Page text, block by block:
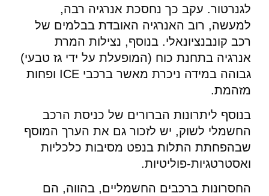
לגנרטור. עקב כך נחסכת אנרגיה רבה,
למעשה, רוב האנרגיה האובדת בבלמים של
רכב קונבנציונאלי. בנוסף, נצילות המרת
אנרגיה בתחנת כוח (המופעלת על ידי גז טבעי)
גבוהה במידה ניכרת מאשר ברכבי ICE ופחות
מזהמת.
בנוסף ליתרונות הברורים של כניסת הרכב
החשמלי לשוק, יש לזכור גם את הערך המוסף
שבהפחתת התלות בנפט מסיבות כלכליות
ואסטרטגיות-פוליטיות.
החסרונות ברכבים החשמליים, בהווה, הם